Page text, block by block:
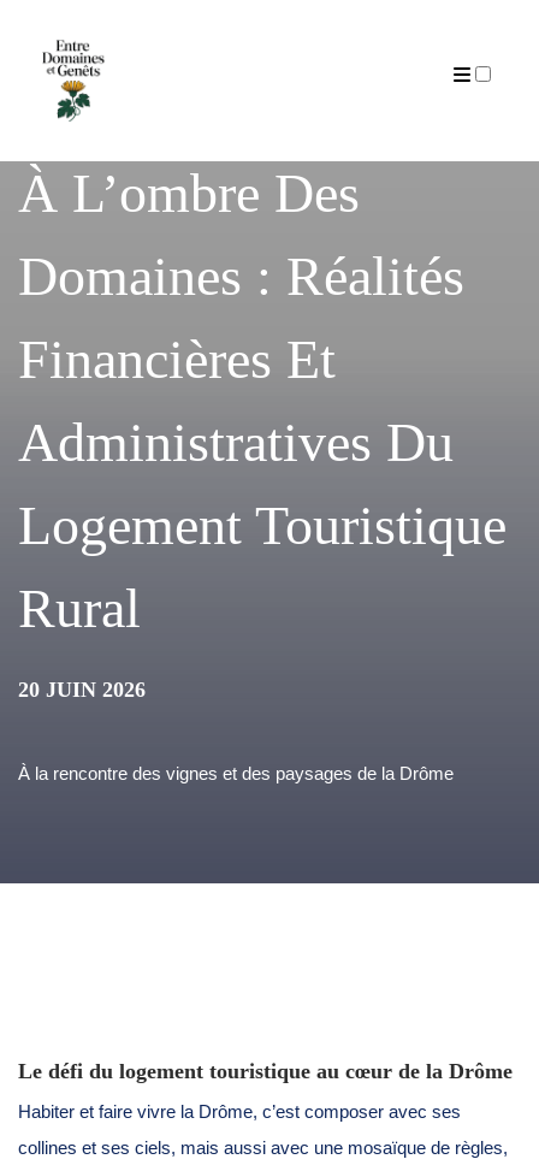
À L’ombre Des
Domaines : Réalités
Financières Et
Administratives Du
Logement Touristique
Rural
20 JUIN 2026
À la rencontre des vignes et des paysages de la Drôme
Le défi du logement touristique au cœur de la Drôme
Habiter et faire vivre la Drôme, c’est composer avec ses
collines et ses ciels, mais aussi avec une mosaïque de règles,